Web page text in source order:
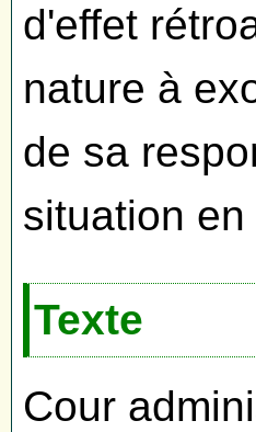
d'effet
nature à
de sa
situation en
Texte
Cour